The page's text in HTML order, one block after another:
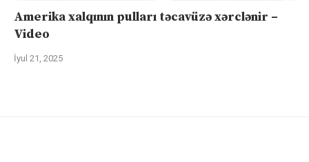
Amerika xalqının pulları təcavüzə xərclənir –
Video
İyul 21, 2025